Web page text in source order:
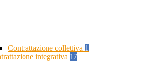
Contrattazione collettiva 1
integrativa 17